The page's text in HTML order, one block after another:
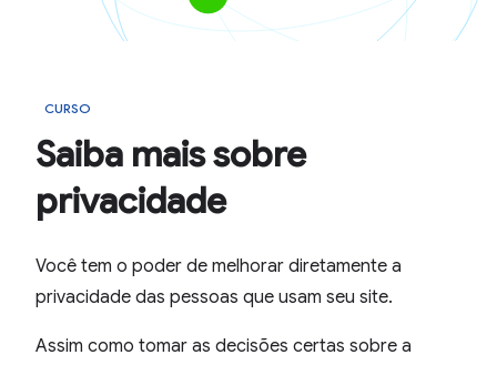
CURSO
Saiba mais sobre
privacidade
Você tem o poder de melhorar diretamente a
privacidade das pessoas que usam seu site.
Assim como tomar as decisões certas sobre a